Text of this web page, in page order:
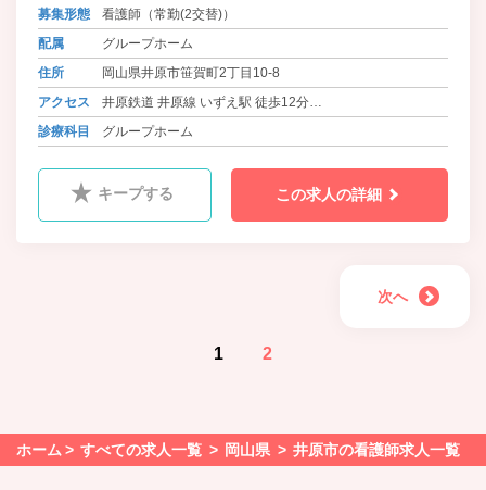
お米は井原産のものを使用していま
ただきたいと、和食を中心に洋食、
中華とバラエティに富んだメニュー
を用意し、管理栄養士がご入居者様
が高くバランスの取れた食事を毎日
提供しています。
募集形態
看護師（常勤(2交替)）
配属
グループホーム
住所
岡山県井原市笹賀町2丁目10-8
アクセス
井原鉄道 井原線 いずえ駅 徒歩12分
バス 井笠バスカンパニー 大曲バス停 徒歩4分
診療科目 グループホーム
キープする この求人の詳細
次へ
1 2
ホーム すべての求人一覧 岡山県 井原市の看護師求人一覧